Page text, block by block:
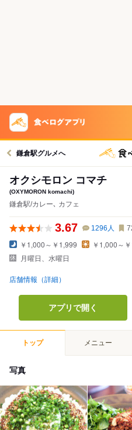
鎌倉駅グルメへ
オクシモロン コマチ
(OXYMORON komachi)
鎌倉駅/カレー､ カフェ
3.67 1296 人
￥1,000～￥1,999
￥1,000～
月曜日、水曜日
店舗情報（詳細）
アプリで開く
トップ メニュー
写真